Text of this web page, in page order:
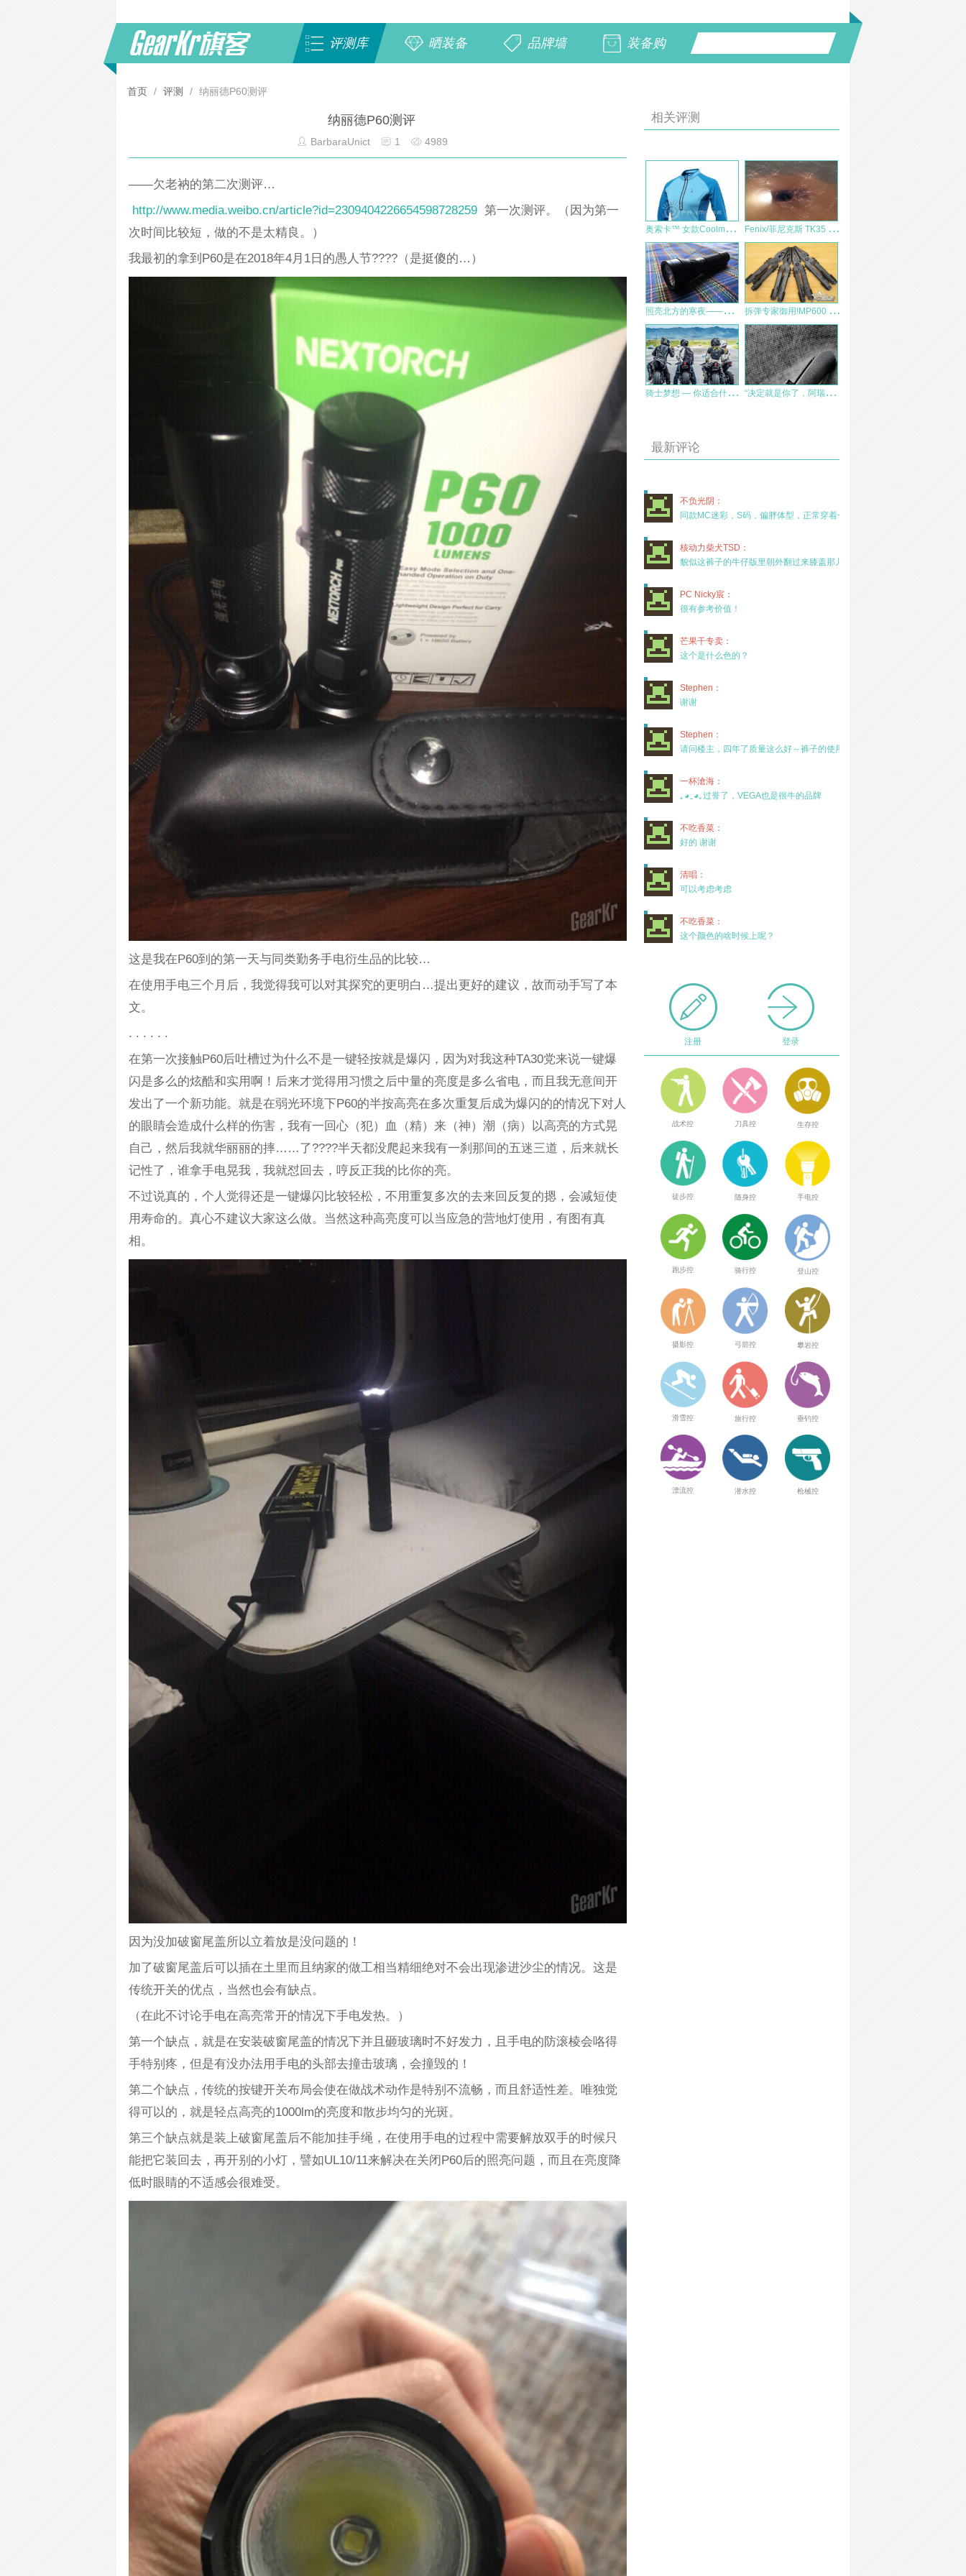
评测库 晒装备 品牌墙 装备购
首页 / 评测 / 纳丽德P60测评
纳丽德P60测评
BarbaraUnict 1 4989
——欠老衲的第二次测评…
http://www.media.weibo.cn/article?id=2309404226654598728259 第一次测评。（因为第一
次时间比较短，做的不是太精良。）
我最初的拿到P60是在2018年4月1日的愚人节????（是挺傻的…）
这是我在P60到的第一天与同类勤务手电衍生品的比较…
在使用手电三个月后，我觉得我可以对其探究的更明白…提出更好的建议，故而动手写了本
文。
. . . . . .
在第一次接触P60后吐槽过为什么不是一键轻按就是爆闪，因为对我这种TA30党来说一键爆
闪是多么的炫酷和实用啊！后来才觉得用习惯之后中量的亮度是多么省电，而且我无意间开
发出了一个新功能。就是在弱光环境下P60的半按高亮在多次重复后成为爆闪的的情况下对人
的眼睛会造成什么样的伤害，我有一回心（犯）血（精）来（神）潮（病）以高亮的方式晃
自己，然后我就华丽丽的摔……了????半天都没爬起来我有一刹那间的五迷三道，后来就长
记性了，谁拿手电晃我，我就怼回去，哼反正我的比你的亮。
不过说真的，个人觉得还是一键爆闪比较轻松，不用重复多次的去来回反复的摁，会减短使
用寿命的。真心不建议大家这么做。当然这种高亮度可以当应急的营地灯使用，有图有真
相。
因为没加破窗尾盖所以立着放是没问题的！
加了破窗尾盖后可以插在土里而且纳家的做工相当精细绝对不会出现渗进沙尘的情况。这是
传统开关的优点，当然也会有缺点。
（在此不讨论手电在高亮常开的情况下手电发热。）
第一个缺点，就是在安装破窗尾盖的情况下并且砸玻璃时不好发力，且手电的防滚棱会咯得
手特别疼，但是有没办法用手电的头部去撞击玻璃，会撞毁的！
第二个缺点，传统的按键开关布局会使在做战术动作是特别不流畅，而且舒适性差。唯独觉
得可以的，就是轻点高亮的1000lm的亮度和散步均匀的光斑。
第三个缺点就是装上破窗尾盖后不能加挂手绳，在使用手电的过程中需要解放双手的时候只
能把它装回去，再开别的小灯，譬如UL10/11来解决在关闭P60后的照亮问题，而且在亮度降
低时眼睛的不适感会很难受。
相关评测
奥
索卡™ 女款Coolmax长袖恤衫评测报告-更新完毕。 F
enix/菲尼克斯 TK35 U2 战术救生手电筒 LED 强光远射 测评报告
照
亮北方的寒夜——傲雷 olight R18 PRO 亮骚强光手电测评报告 拆
弹专家御用!MP600 D.E.T排爆钳
骑
士梦想 — 你适合什么类型的摩托？ “
决定就是你了，阿瑞斯”——口袋怪物 迪克小战神LK5283
最新评论
不负光阴：
同款MC迷彩，S码，偏胖体型，正常穿着一年半，没
核动力柴犬TSD：
貌似这裤子的牛仔版里朝外翻过来膝盖那儿有放护膝的
PC Nicky宸：
很有参考价值！
芒果干专卖：
这个是什么色的？
Stephen：
谢谢
Stephen：
请问楼主，四年了质量这么好～裤子的使用率高吗？
一杯滄海：
｡◕‿◕｡过誉了，VEGA也是很牛的品牌
不吃香菜：
好的 谢谢
清唱：
可以考虑考虑
不吃香菜：
这个颜色的啥时候上呢？
注册 登录
战术控 刀具控 生存控
徒步控 随身控 手电控
跑步控 骑行控 登山控
摄影控 弓箭控 攀岩控
滑雪控 旅行控 垂钓控
漂流控 潜水控 枪械控